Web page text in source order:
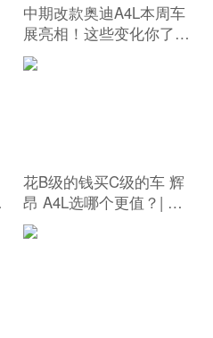
中期改款奥迪A4L本周车
展亮相！这些变化你了解
吗？
花B级的钱买C级的车 辉
昂 A4L选哪个更值？| 鸡
头凤尾